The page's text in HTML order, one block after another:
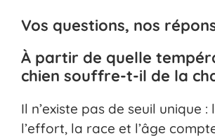
Vos questions, nos
À partir de quelle
chien souffre-t-il de la
Il n’existe pas de seuil unique :
l’effort, la race et l’âge